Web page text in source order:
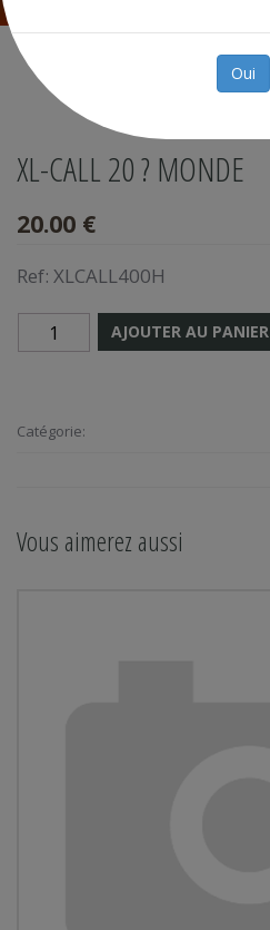
XL-CALL 20 ? MONDE
20.00 €
Ref: XLCALL400H
AJOUTER AU PANIER
Catégorie:
Vous aimerez aussi
Oui